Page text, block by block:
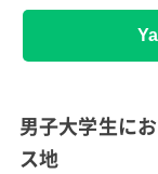
男子大学生に
ス地